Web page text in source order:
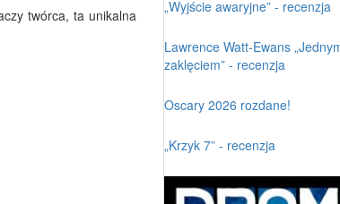
twórca, ta unikalna
„Wyjście awaryjne” - recenzja
Lawrence Watt-Ewans
zaklęciem” - recenzja
Oscary 2026 rozdane!
„Krzyk 7” - recenzja